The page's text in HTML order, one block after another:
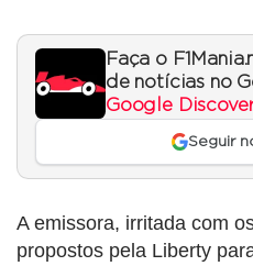
Faça o
de notícias no
Google Discover
Seguir
A emissora, irritada com
propostos pela Liberty